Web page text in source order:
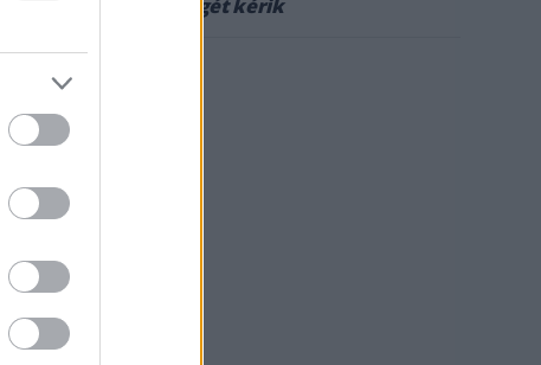
anyagi segítségét kérik